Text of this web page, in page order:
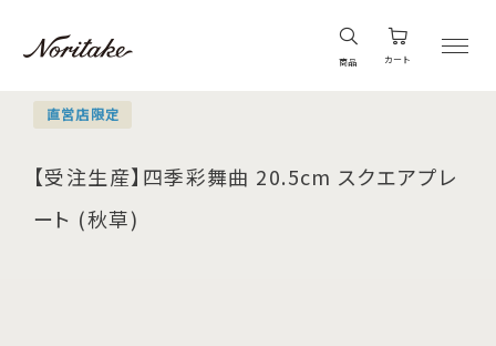
商品 カート
直営店限定
【受注生産】四季彩舞曲 20.5cm スクエアプレ
ート (秋草)